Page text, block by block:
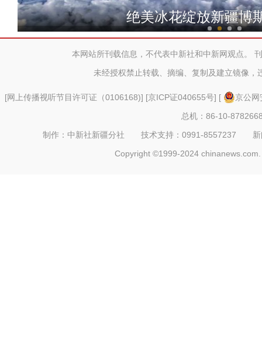
《喀什古丽》乌语版为乌民
绝美冰花绽放新疆博
本网站所刊载信息，不代表中新社和中新网观点。
未经授权禁止转载、摘编、复制及建立镜像，
[网上传播视听节目许可证（0106168)] [京ICP证040655号] [
京公
总机：86-10-
制作：中新社新疆分社 技术支持：0991-8557237
Copyright ©1999-2024